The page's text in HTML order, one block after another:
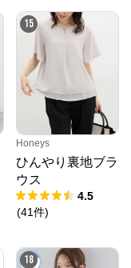
15
Honeys
ひんやり裏地ブラ
ウス
4.5
(41件)
18